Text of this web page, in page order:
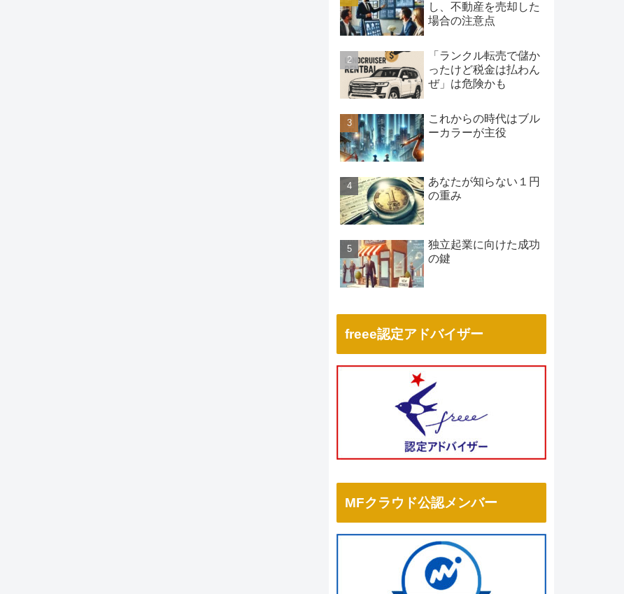
し、不動産を売却した
場合の注意点
「ランクル転売で儲か
ったけど税金は払わん
ぜ」は危険かも
これからの時代はブル
ーカラーが主役
あなたが知らない１円
の重み
独立起業に向けた成功
の鍵
freee認定アドバイザー
MFクラウド公認メンバー